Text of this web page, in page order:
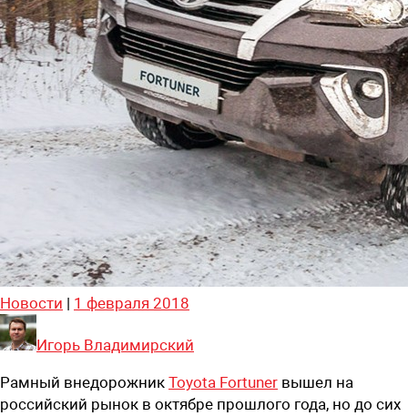
Новости | 1 февраля 2018
Игорь Владимирский
Рамный внедорожник Toyota Fortuner вышел на
российский рынок в октябре прошлого года, но до сих